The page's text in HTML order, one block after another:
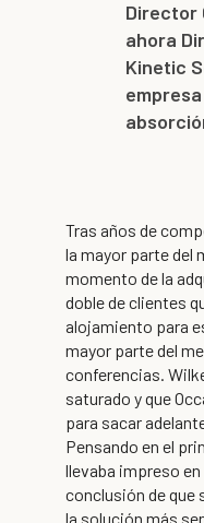
Director
ahora
Kinetic
Tras años de
la mayor parte del
momento de la
doble de clientes
alojamiento para
mayor parte del
conferencias.
saturado y que
para sacar
Pensando en el
llevaba impreso
conclusión de que
la solución más